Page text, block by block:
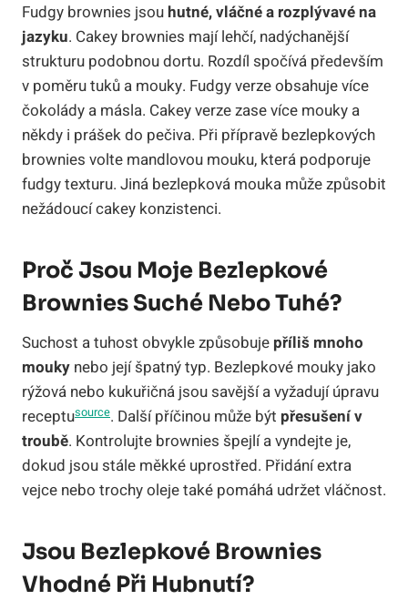
Fudgy brownies jsouhutné, vláčné a rozplývavé na
jazyku. Cakey brownies mají lehčí, nadýchanější
strukturu podobnou dortu. Rozdíl spočívá především
v poměru tuků a mouky. Fudgy verze obsahuje více
čokolády a másla. Cakey verze zase více mouky a
někdy i prášek do pečiva. Při přípravě bezlepkových
brownies volte mandlovou mouku, která podporuje
fudgy texturu. Jiná bezlepková mouka může způsobit
nežádoucí cakey konzistenci.
Proč Jsou Moje Bezlepkové
Brownies Suché Nebo Tuhé?
Suchost a tuhost obvykle způsobuje příliš mnoho
mouky nebo její špatný typ. Bezlepkové mouky jako
rýžová nebo kukuřičná jsou savější a vyžadují úpravu
receptusource. Další příčinou může být přesušení v
troubě. Kontrolujte brownies špejlí a vyndejte je,
dokud jsou stále měkké uprostřed. Přidání extra
vejce nebo trochy oleje také pomáhá udržet vláčnost.
Jsou Bezlepkové Brownies
Vhodné Při Hubnutí?